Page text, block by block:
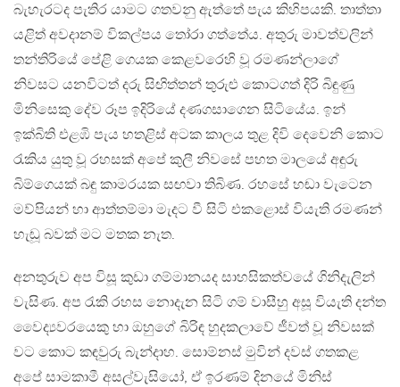
බැහැරටද පැතිර යාමට ගතවනු ඇත්තේ පැය කිහිපයකි. තාත්තා
යළිත් අවදානම් විකල්පය තෝරා ගත්තේය. අතුරු මාවත්වලින්
තන්තිරියේ පේළි ගෙයක කෙළවරෙහි වූ රමණන්ලාගේ
නිවසට යනවිටත් දරු සිඟිත්තන් තුරුළු කොටගත් දිරි බිඳුණු
මිනිසෙකු දේව රූප ඉදිරියේ දණගසාගෙන සිටියේය. ඉන්
ඉක්බිති එළඹි පැය හතළිස් අටක කාලය තුළ දිවි දෙවෙනි කොට
රැකිය යුතු වූ රහසක් අපේ කුලී නිවසේ පහත මාලයේ අඳුරු
බිම්ගෙයක් බඳු කාමරයක සඟවා තිබිණ. රහසේ හඬා වැටෙන
මව්පියන් හා ආත්තම්මා මැදට වී සිටි එකළොස් වියැති රමණන්
හැඬූ බවක් මට මතක නැත.
අනතුරුව අප විසූ කුඩා ගම්මානයද සාහසිකත්වයේ ගිනිදැලින්
වැසිණ. අප රැකි රහස නොදැන සිටි ගම් වාසීහු අසූ වියැති දන්ත
වෛද්‍යවරයෙකු හා ඔහුගේ බිරිඳ හුදකලාවේ ජීවත් වූ නිවසක්
වට කොට කඳවුරු බැන්දාහ. සොම්නස් මුවින් දවස් ගතකළ
අපේ සාමකාමී අසල්වැසියෝ, ඒ ඉරණම් දිනයේ මිනිස්